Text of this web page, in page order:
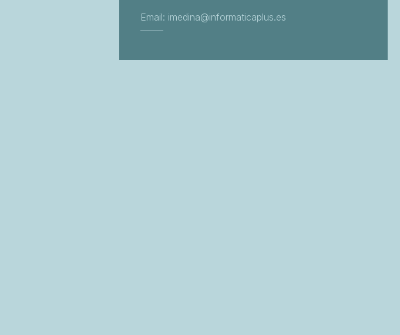
Email: imedina@informaticaplus.es